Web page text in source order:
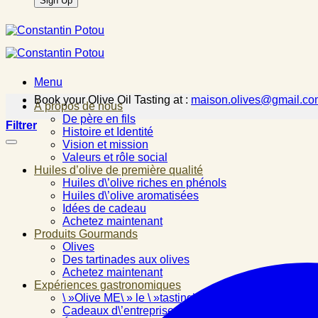
Menu
À propos de nous
De père en fils
Histoire et Identité
Vision et mission
Valeurs et rôle social
Huiles d’olive de première qualité
Huiles d\’olive riches en phénols
Huiles d\’olive aromatisées
Idées de cadeau
Achetez maintenant
Produits Gourmands
Olives
Des tartinades aux olives
Achetez maintenant
Expériences gastronomiques
\ »Olive ME\ » le \ »tasting\ »
Cadeaux d\’entreprise
Book your Olive Oil Tasting at :
Filtrer